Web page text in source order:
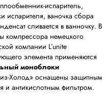
испаритель,
испарителя, ваночка сбора
сливается в ванночку. В
компрессора немецкого
компании L’unite
элемента применяются
моноблоки
Холод» оснащены защитным
и антикислотным фильтром.